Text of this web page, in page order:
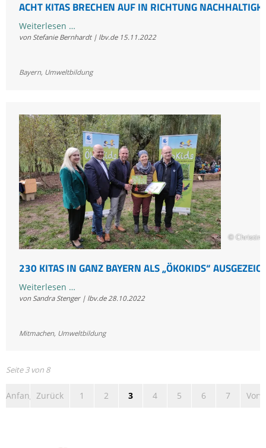
ACHT KITAS BRECHEN AUF IN RICHTUNG
Weiterlesen …Acht
Kitas
auf
von Stefanie Bernhardt | lbv.de 15.11.2022
Bayern, Umweltbildung
©
230 KITAS IN GANZ BAYERN ALS „ÖKOKIDS“
Weiterlesen …
Kitas
ganz
von Sandra Stenger | lbv.de 28.10.2022
Mitmachen, Umweltbildung
Seite 3 von 8
Anfang Zurück 1 2 3 4 5 6 7